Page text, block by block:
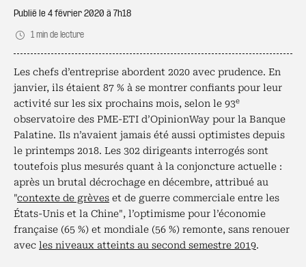
Publié le 4 février 2020 à 7h18
1 min de lecture
Les chefs d’entreprise abordent 2020 avec prudence. En
janvier, ils étaient 87 % à se montrer confiants pour leur
activité sur les six prochains mois, selon le 93e
observatoire des PME-ETI d’OpinionWay pour la Banque
Palatine. Ils n’avaient jamais été aussi optimistes depuis
le printemps 2018. Les 302 dirigeants interrogés sont
toutefois plus mesurés quant à la conjoncture actuelle :
après un brutal décrochage en décembre, attribué au
"contexte de grèves et de guerre commerciale entre les
États-Unis et la Chine", l’optimisme pour l’économie
française (65 %) et mondiale (56 %) remonte, sans renouer
avec les niveaux atteints au second semestre 2019.